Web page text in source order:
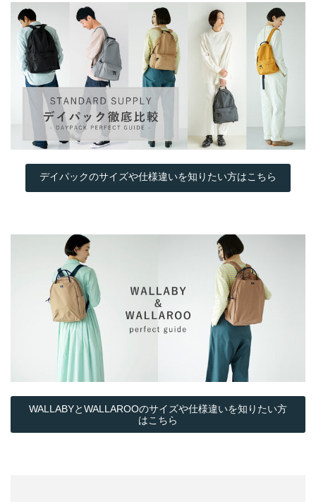
デイパックのサイズや仕様違いを知りたい方はこちら
WALLABYとWALLAROOのサイズや仕様違いを知りたい方
はこちら